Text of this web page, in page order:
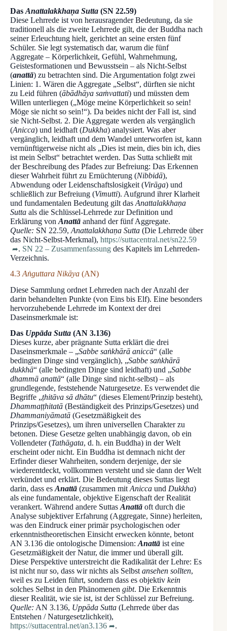
Das Anattalakkhaṇa Sutta (SN 22.59)
Diese Lehrrede ist von herausragender Bedeutung, da sie
traditionell als die zweite Lehrrede gilt, die der Buddha nach
seiner Erleuchtung hielt, gerichtet an seine ersten fünf
Schüler. Sie legt systematisch dar, warum die fünf
Aggregate – Körperlichkeit, Gefühl, Wahrnehmung,
Geistesformationen und Bewusstsein – als Nicht-Selbst
(anattā) zu betrachten sind. Die Argumentation folgt zwei
Linien: 1. Wären die Aggregate „Selbst“, dürften sie nicht
zu Leid führen (ābādhāya saṁvattati) und müssten dem
Willen unterliegen („Möge meine Körperlichkeit so sein!
Möge sie nicht so sein!“). Da beides nicht der Fall ist, sind
sie Nicht-Selbst. 2. Die Aggregate werden als vergänglich
(Anicca) und leidhaft (Dukkha) analysiert. Was aber
vergänglich, leidhaft und dem Wandel unterworfen ist, kann
vernünftigerweise nicht als „Dies ist mein, dies bin ich, dies
ist mein Selbst“ betrachtet werden. Das Sutta schließt mit
der Beschreibung des Pfades zur Befreiung: Das Erkennen
dieser Wahrheit führt zu Ernüchterung (Nibbidā),
Abwendung oder Leidenschaftslosigkeit (Virāga) und
schließlich zur Befreiung (Vimutti). Aufgrund ihrer Klarheit
und fundamentalen Bedeutung gilt das Anattalakkhaṇa
Sutta als die Schlüssel-Lehrrede zur Definition und
Erklärung von Anattā anhand der fünf Aggregate.
Quelle: SN 22.59, Anattalakkhaṇa Sutta (Die Lehrrede über
das Nicht-Selbst-Merkmal), https://suttacentral.net/sn22.59
. SN 22 – Zusammenfassung des Kapitels im Lehrreden-
Verzeichnis.
4.3 Aṅguttara Nikāya (AN)
Diese Sammlung ordnet Lehrreden nach der Anzahl der
darin behandelten Punkte (von Eins bis Elf). Eine besonders
hervorzuhebende Lehrrede im Kontext der drei
Daseinsmerkmale ist:
Das Uppāda Sutta (AN 3.136)
Dieses kurze, aber prägnante Sutta erklärt die drei
Daseinsmerkmale – „Sabbe saṅkhārā aniccā“ (alle
bedingten Dinge sind vergänglich), „Sabbe saṅkhārā
dukkhā“ (alle bedingten Dinge sind leidhaft) und „Sabbe
dhammā anattā“ (alle Dinge sind nicht-selbst) – als
grundlegende, feststehende Naturgesetze. Es verwendet die
Begriffe „ṭhitāva sā dhātu“ (dieses Element/Prinzip besteht),
Dhammaṭṭhitatā (Beständigkeit des Prinzips/Gesetzes) und
Dhammaniyāmatā (Gesetzmäßigkeit des
Prinzips/Gesetzes), um ihren universellen Charakter zu
betonen. Diese Gesetze gelten unabhängig davon, ob ein
Vollendeter (Tathāgata, d. h. ein Buddha) in der Welt
erscheint oder nicht. Ein Buddha ist demnach nicht der
Erfinder dieser Wahrheiten, sondern derjenige, der sie
wiederentdeckt, vollkommen versteht und sie dann der Welt
verkündet und erklärt. Die Bedeutung dieses Suttas liegt
darin, dass es Anattā (zusammen mit Anicca und Dukkha)
als eine fundamentale, objektive Eigenschaft der Realität
verankert. Während andere Suttas Anattā oft durch die
Analyse subjektiver Erfahrung (Aggregate, Sinne) herleiten,
was den Eindruck einer primär psychologischen oder
erkenntnistheoretischen Einsicht erwecken könnte, betont
AN 3.136 die ontologische Dimension: Anattā ist eine
Gesetzmäßigkeit der Natur, die immer und überall gilt.
Diese Perspektive unterstreicht die Radikalität der Lehre: Es
ist nicht nur so, dass wir nichts als Selbst ansehen sollten,
weil es zu Leiden führt, sondern dass es objektiv kein
solches Selbst in den Phänomenen gibt. Die Erkenntnis
dieser Realität, wie sie ist, ist der Schlüssel zur Befreiung.
Quelle: AN 3.136, Uppāda Sutta (Lehrrede über das
Entstehen / Naturgesetzlichkeit),
https://suttacentral.net/an3.136
.